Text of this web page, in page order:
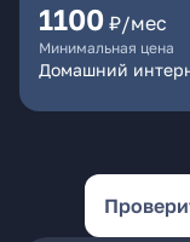
1100 ₽/мес
Минимальная цена
Домашний